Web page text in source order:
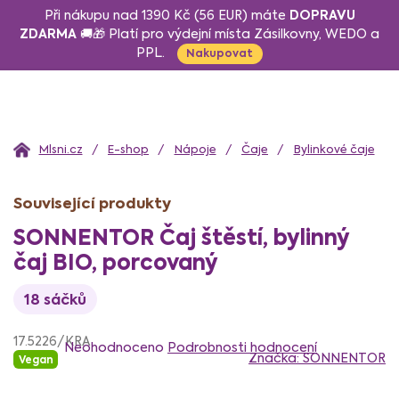
Při nákupu nad 1390 Kč (56 EUR) máte DOPRAVU
ZDARMA 🚚🎁 Platí pro výdejní místa Zásilkovny, WEDO a
PPL.
Nakupovat
Domů E-shop Nápoje Čaje Bylinkové čaje
SONNENTOR Čaj štěstí, bylinný
čaj BIO, porcovaný
18 sáčků
17.5226/KRA
Vegan
hodnocení
Neohodnoceno Podrobnosti hodnocení
Značka:SONNENTOR
Související produkty